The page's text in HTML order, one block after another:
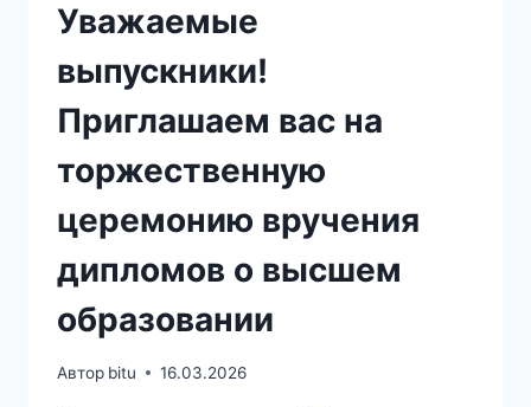
Уважаемые
выпускники!
Приглашаем вас на
торжественную
церемонию вручения
дипломов о высшем
образовании
Автор bitu 16.03.2026